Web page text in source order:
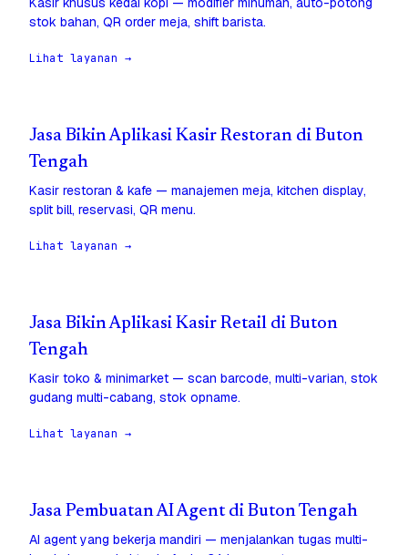
stok bahan, QR order meja, shift barista.
Lihat layanan →
Jasa Bikin Aplikasi Kasir Restoran di Buton
Tengah
Kasir restoran & kafe — manajemen meja, kitchen display,
split bill, reservasi, QR menu.
Lihat layanan →
Jasa Bikin Aplikasi Kasir Retail di Buton
Tengah
Kasir toko & minimarket — scan barcode, multi-varian, stok
gudang multi-cabang, stok opname.
Lihat layanan →
Jasa Pembuatan AI Agent di Buton Tengah
AI agent yang bekerja mandiri — menjalankan tugas multi-